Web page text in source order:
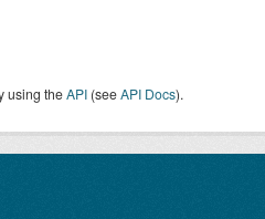
using theAPI (seeAPI Docs).